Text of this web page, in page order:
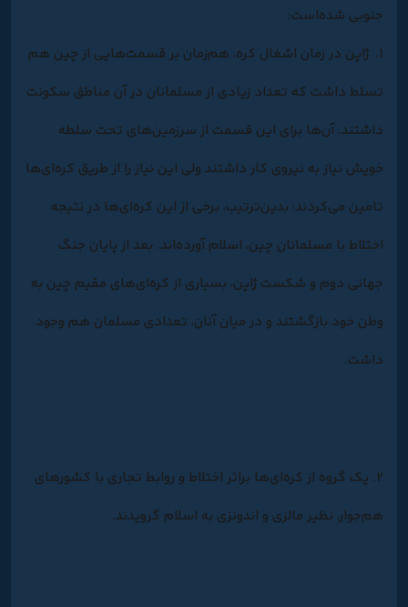
جنوبی شده‌است:
1. ژاپن در زمان اشغال کره، هم‌زمان بر قسمت‌هایی از چین هم
تسلط داشت که تعداد زیادی از مسلمانان در آن مناطق سکونت
داشتند. آن‌ها برای این قسمت از سرزمین‌های تحت سلطه
خویش نیاز به نیروی کار داشتند ولی این نیاز را از طریق کره‌ای‌ها
تامین می‌کردند؛ بدین‌ترتیب، برخی از این کره‌ای‌ها در نتیجه
اختلاط با مسلمانان چین، اسلام آورده‌اند. بعد از پایان جنگ
جهانی دوم و شکست ژاپن، بسیاری از کره‌ای‌های مقیم چین به
وطن خود بازگشتند و در میان آنان، تعدادی مسلمان هم وجود
داشت.
2. یک گروه از کره‌ای‌ها براثر اختلاط و روابط تجاری با کشورهای
هم‌جوار، نظیر مالزی و اندونزی به اسلام گرویدند.